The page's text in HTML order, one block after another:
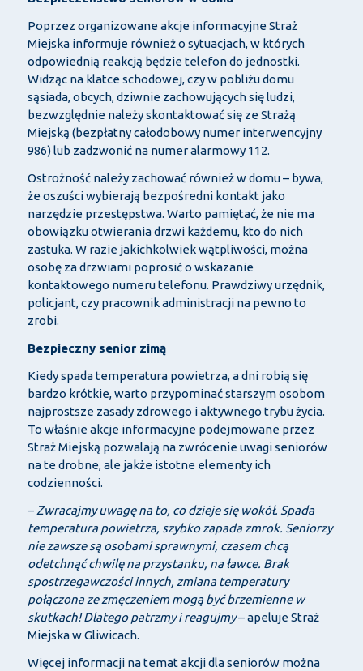
Poprzez organizowane akcje informacyjne Straż
Miejska informuje również o sytuacjach, w których
odpowiednią reakcją będzie telefon do jednostki.
Widząc na klatce schodowej, czy w pobliżu domu
sąsiada, obcych, dziwnie zachowujących się ludzi,
bezwzględnie należy skontaktować się ze Strażą
Miejską (bezpłatny całodobowy numer interwencyjny
986) lub zadzwonić na numer alarmowy 112.
Ostrożność należy zachować również w domu – bywa,
że oszuści wybierają bezpośredni kontakt jako
narzędzie przestępstwa. Warto pamiętać, że nie ma
obowiązku otwierania drzwi każdemu, kto do nich
zastuka. W razie jakichkolwiek wątpliwości, można
osobę za drzwiami poprosić o wskazanie
kontaktowego numeru telefonu. Prawdziwy urzędnik,
policjant, czy pracownik administracji na pewno to
zrobi.
Bezpieczny senior zimą
Kiedy spada temperatura powietrza, a dni robią się
bardzo krótkie, warto przypominać starszym osobom
najprostsze zasady zdrowego i aktywnego trybu życia.
To właśnie akcje informacyjne podejmowane przez
Straż Miejską pozwalają na zwrócenie uwagi seniorów
na te drobne, ale jakże istotne elementy ich
codzienności.
–Zwracajmy uwagę na to, co dzieje się wokół. Spada
temperatura powietrza, szybko zapada zmrok. Seniorzy
nie zawsze są osobami sprawnymi, czasem chcą
odetchnąć chwilę na przystanku, na ławce. Brak
spostrzegawczości innych, zmiana temperatury
połączona ze zmęczeniem mogą być brzemienne w
skutkach! Dlatego patrzmy i reagujmy– apeluje Straż
Miejska w Gliwicach.
Więcej informacji na temat akcji dla seniorów można